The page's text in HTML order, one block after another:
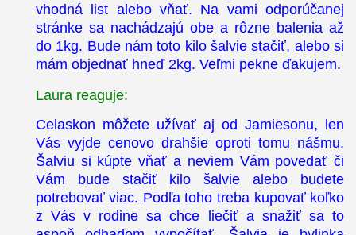
vhodná list alebo vňať. Na vami odporúčanej
stránke sa nachádzajú obe a rôzne balenia až
do 1kg. Bude nám toto kilo šalvie stačiť, alebo si
mám objednať hneď 2kg. Veľmi pekne ďakujem.
Laura reaguje:
Celaskon môžete užívať aj od Jamiesonu, len
Vás vyjde cenovo drahšie oproti tomu nášmu.
Šalviu si kúpte vňať a neviem Vám povedať či
Vám bude stačiť kilo šalvie alebo budete
potrebovať viac. Podľa toho treba kupovať koľko
z Vás v rodine sa chce liečiť a snažiť sa to